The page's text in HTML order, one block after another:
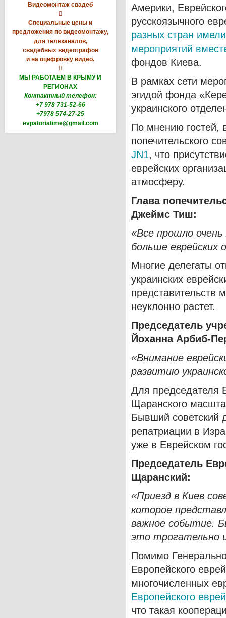
Видеомонтаж свадеб

Специальные цены и
предложения по видеомонтажу,
для телеканалов,
свадебных видеографов
и на оцифровку видео.

МЫ РАБОТАЕМ В КРЫМУ И
РЕГИОНАХ
Контактный телефон:
+7 978 731-52-66
+7978 574-27-25
evpatoriatime@gmail.com
Америки,
русскоязычного
разных стран
мероприятий
фондов Киева.
В рамках сети
эгидой фонда
украинского
По мнению гостей,
попечительского
JN1, что
еврейских
атмосферу.
Глава
Джеймс Тиш:
«Все прошло
больше еврейских
Многие делегаты
украинских
представительств
неуклонно растет.
Председатель
Йоханна Арбиб-
«Внимание
развитию
Для председателя
Щаранского
Бывший советский
репатриации в
уже в Еврейском
Председатель
Щаранский:
«Приезд в Киев
которое
важное событие.
это трогательно
Помимо
Европейского
многочисленных
Европейского
что такая